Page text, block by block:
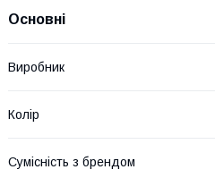
Основні
Виробник
Колір
Сумісність з брендом